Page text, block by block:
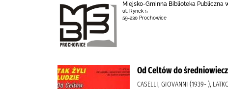
Miejsko-Gminna Biblioteka Publiczna
ul. Rynek 5
59-230 Prochowice
Od Celtów do
CASELLI, GIOVANNI (1939- ),